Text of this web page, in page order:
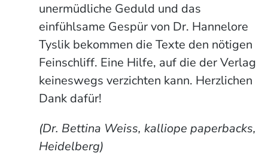
unermüdliche Geduld und das
einfühlsame Gespür von Dr. Hannelore
Tyslik bekommen die Texte den nötigen
Feinschliff. Eine Hilfe, auf die der Verlag
keineswegs verzichten kann. Herzlichen
Dank dafür!
(Dr. Bettina Weiss, kalliope paperbacks,
Heidelberg)